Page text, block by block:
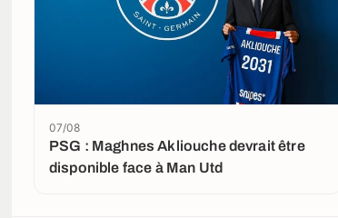
PSG : Maghnes Akliouche devrait être
disponible face à Man Utd
07/08